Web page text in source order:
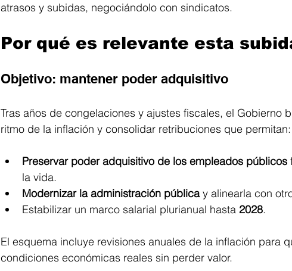
atrasos y subidas, negociándolo con sindicatos.
Por qué es relevante esta
Objetivo: mantener poder adquisitivo
Tras años de congelaciones y ajustes fiscales, el Gobierno
ritmo de la inflación y consolidar retribuciones que permitan:
Preservar poder adquisitivo de los empleados públicos
la vida.
Modernizar la administración pública y alinearla con
Estabilizar un marco salarial plurianual hasta 2028.
El esquema incluye revisiones anuales de la inflación para
condiciones económicas reales sin perder valor.